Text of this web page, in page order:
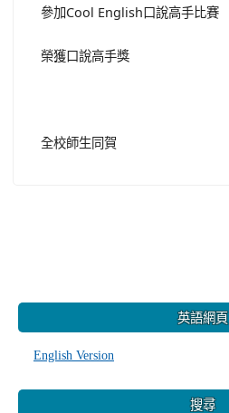
參加Cool English口說高手比賽
榮獲口說高手獎
全校師生同賀
英語網頁
English Version
搜尋